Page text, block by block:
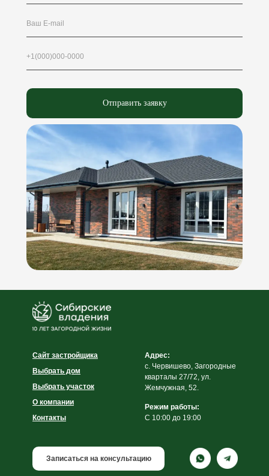
Отправить заявку
Контакты
О компании
Сайт застройщика
Выбрать участок
Выбрать дом
Записаться на консультацию
Режим работы:
C 10:00 до 19:00
Адрес:
с. Червишево, Загородные
кварталы 27/72, ул.
Жемчужная, 52.